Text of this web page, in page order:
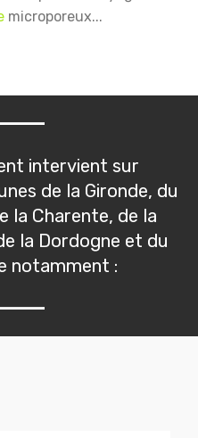
microporeux...
intervient sur
de la Gironde, du
la Charente, de la
la Dordogne et du
notamment :